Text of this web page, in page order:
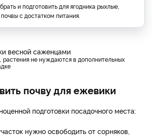
и подготовить для ягодника рыхлые,
с достатком питания.
почву для ежевики
подготовки посадочного места:
нужно освободить от сорняков,